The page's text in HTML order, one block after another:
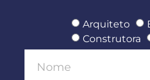
Arquiteto
Construtora